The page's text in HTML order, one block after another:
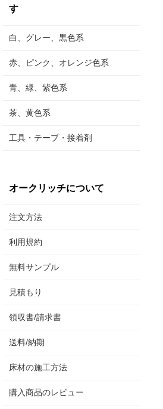
す
白、グレー、黒色系
赤、ピンク、オレンジ色系
青、緑、紫色系
茶、黄色系
工具・テープ・接着剤
オークリッチについて
注文方法
利用規約
無料サンプル
見積もり
領収書/請求書
送料/納期
床材の施工方法
購入商品のレビュー